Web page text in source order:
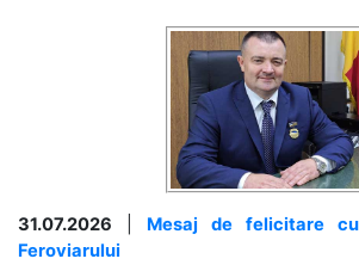
31.07.2026
Mesaj de felicitare
Feroviarului